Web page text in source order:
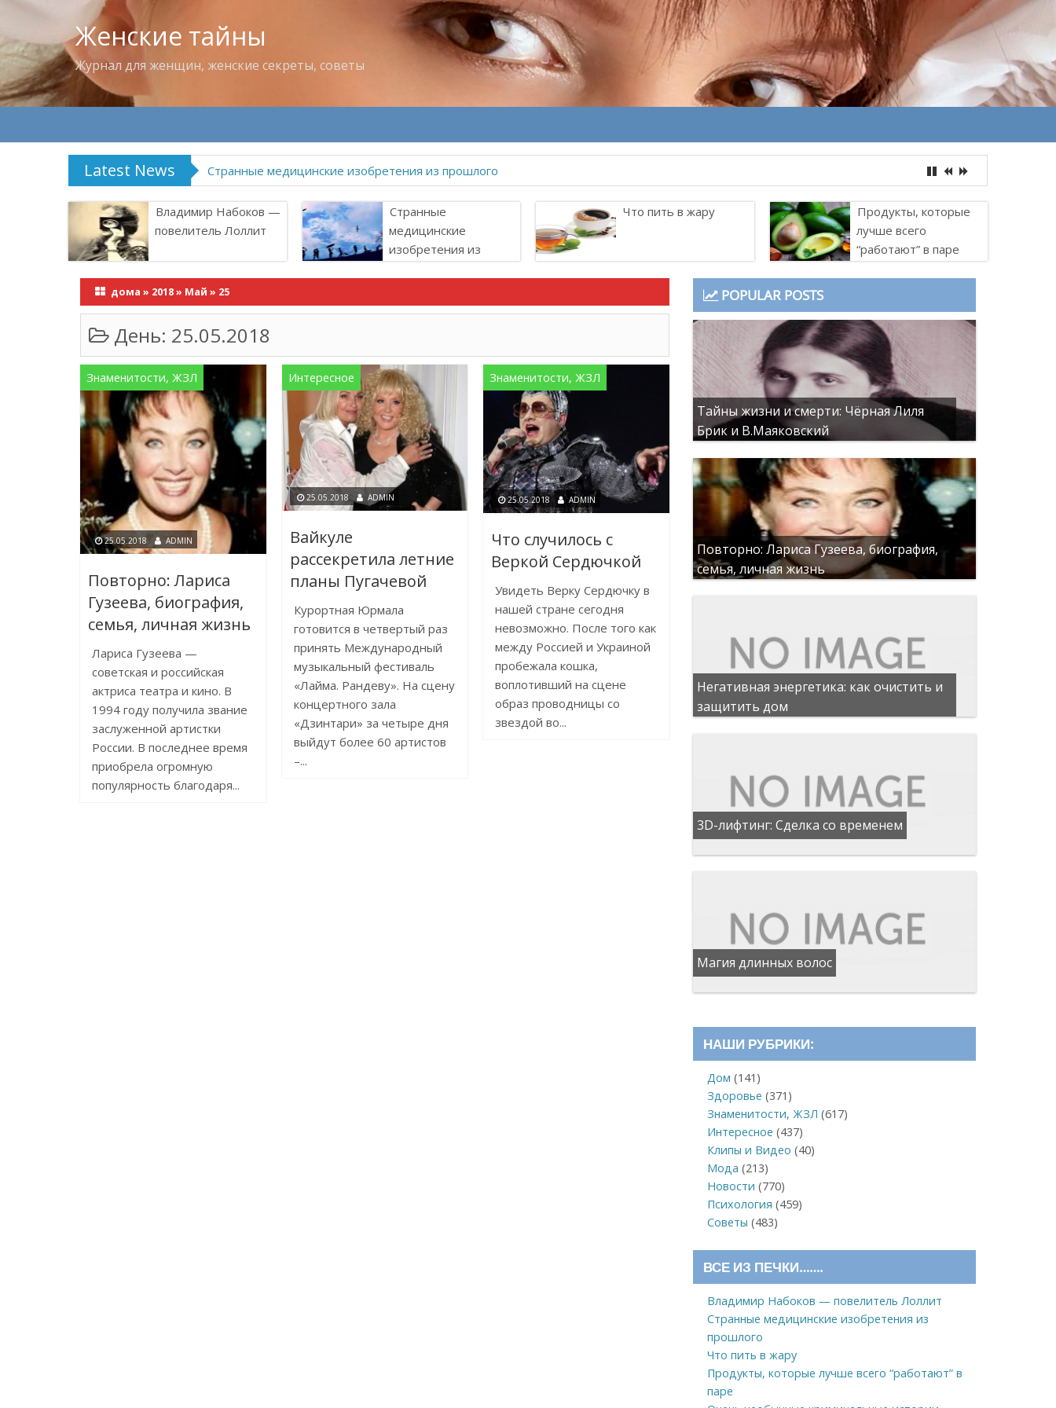
Женские тайны
Журнал для женщин, женские секреты, советы
Latest News Странные медицинские изобретения из прошлого
Владимир Набоков —
повелитель Лоллит
Странные
медицинские
изобретения из
Что пить в жару
Продукты, которые
лучше всего
“работают” в паре
дома » 2018» Май » 25
День: 25.05.2018
Знаменитости, ЖЗЛ
25.05.2018 ADMIN
Повторно: Лариса
Гузеева, биография,
семья, личная жизнь
Лариса Гузеева —
советская и российская
актриса театра и кино. В
1994 году получила звание
заслуженной артистки
России. В последнее время
приобрела огромную
популярность благодаря...
Интересное
25.05.2018 ADMIN
Вайкуле
рассекретила летние
планы Пугачевой
Курортная Юрмала
готовится в четвертый раз
принять Международный
музыкальный фестиваль
«Лайма. Рандеву». На сцену
концертного зала
«Дзинтари» за четыре дня
выйдут более 60 артистов
–...
Знаменитости, ЖЗЛ
25.05.2018 ADMIN
Что случилось с
Веркой Сердючкой
Увидеть Верку Сердючку в
нашей стране сегодня
невозможно. После того как
между Россией и Украиной
пробежала кошка,
воплотивший на сцене
образ проводницы со
звездой во...
POPULAR POSTS
Тайны жизни и смерти: Чёрная Лиля
Брик и В.Маяковский
Повторно: Лариса Гузеева, биография,
семья, личная жизнь
Негативная энергетика: как очистить и
защитить дом
3D-лифтинг: Сделка со временем
Магия длинных волос
НАШИ РУБРИКИ:
Дом (141)
Здоровье (371)
Знаменитости, ЖЗЛ (617)
Интересное (437)
Клипы и Видео (40)
Мода (213)
Новости (770)
Психология (459)
Советы (483)
ВСЕ ИЗ ПЕЧКИ…….
Владимир Набоков — повелитель Лоллит
Странные медицинские изобретения из
прошлого
Что пить в жару
Продукты, которые лучше всего “работают” в
паре